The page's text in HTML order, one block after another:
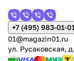
+7 (495) 983-01-
01@magazin01.ru
ул. Русаковская,